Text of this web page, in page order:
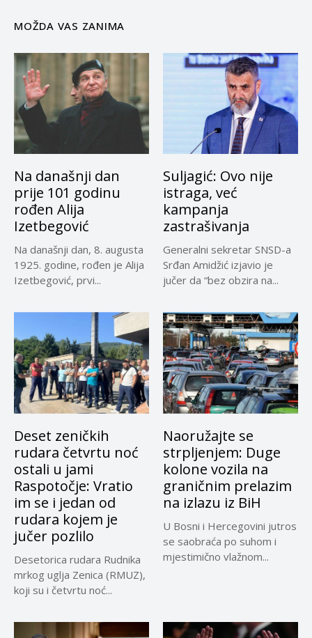
MOŽDA VAS ZANIMA
Na današnji dan
prije 101 godinu
rođen Alija
Izetbegović
Na današnji dan, 8. augusta
1925. godine, rođen je Alija
Izetbegović, prvi...
Suljagić: Ovo nije
istraga, već
kampanja
zastrašivanja
Generalni sekretar SNSD-a
Srđan Amidžić izjavio je
jučer da “bez obzira na...
Deset zeničkih
rudara četvrtu noć
ostali u jami
Raspotočje: Vratio
im se i jedan od
rudara kojem je
jučer pozlilo
Desetorica rudara Rudnika
mrkog uglja Zenica (RMUZ),
koji su i četvrtu noć...
Naoružajte se
strpljenjem: Duge
kolone vozila na
graničnim prelazim
na izlazu iz BiH
U Bosni i Hercegovini jutros
se saobraća po suhom i
mjestimično vlažnom...